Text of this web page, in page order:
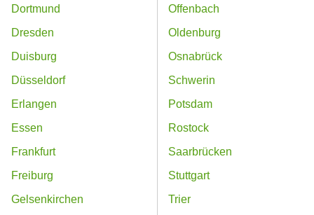
Dortmund
Dresden
Duisburg
Düsseldorf
Erlangen
Essen
Frankfurt
Freiburg
Gelsenkirchen
Offenbach
Oldenburg
Osnabrück
Schwerin
Potsdam
Rostock
Saarbrücken
Stuttgart
Trier